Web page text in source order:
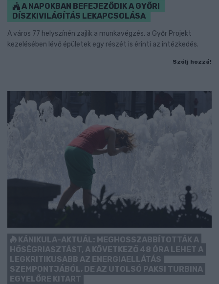
A NAPOKBAN BEFEJEZŐDIK A GYŐRI
DÍSZKIVILÁGÍTÁS LEKAPCSOLÁSA
A város 77 helyszínén zajlik a munkavégzés, a Győr Projekt
kezelésében lévő épületek egy részét is érinti az intézkedés.
Szólj hozzá!
KÁNIKULA-AKTUÁL: MEGHOSSZABBÍTOTTÁK A
HŐSÉGRIASZTÁST, A KÖVETKEZŐ 48 ÓRA LEHET A
LEGKRITIKUSABB AZ ENERGIAELLÁTÁS
SZEMPONTJÁBÓL, DE AZ UTOLSÓ PAKSI TURBINA
EGYELŐRE KITART